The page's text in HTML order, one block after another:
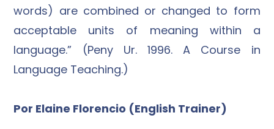
words) are combined or changed to form
acceptable units of meaning within a
language.” (Peny Ur. 1996. A Course in
Language Teaching.)
Por Elaine Florencio (English Trainer)